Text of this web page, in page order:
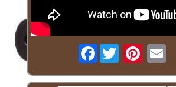
Facebook